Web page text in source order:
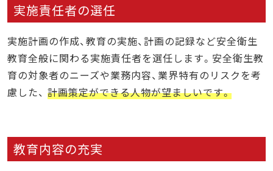
実施責任者の選任
実施計画の作成、教育の実施、計画の記録など安全衛生
教育全般に関わる実施責任者を選任します。安全衛生教
育の対象者のニーズや業務内容、業界特有のリスクを考
慮した、 計画策定ができる人物が望ましいです。
教育内容の充実